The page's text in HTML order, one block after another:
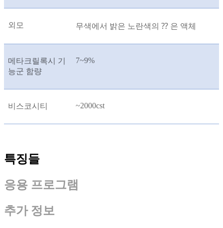
외모 무색에서 밝은 노란색의 ⁇ 은 액체
메타크릴록시 기
능군 함량
7~9%
비스코시티 ~2000cst
특징들
응용 프로그램
추가 정보